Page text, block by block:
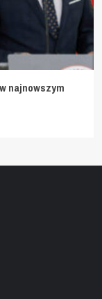
najnowszym